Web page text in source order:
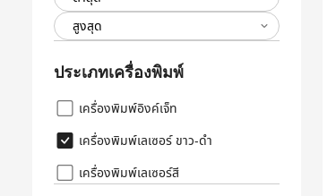
ประเภทเครื่องพิมพ์
เครื่องพิมพ์อิงค์เจ็ท
เครื่องพิมพ์เลเซอร์ ขาว-ดำ
เครื่องพิมพ์เลเซอร์สี